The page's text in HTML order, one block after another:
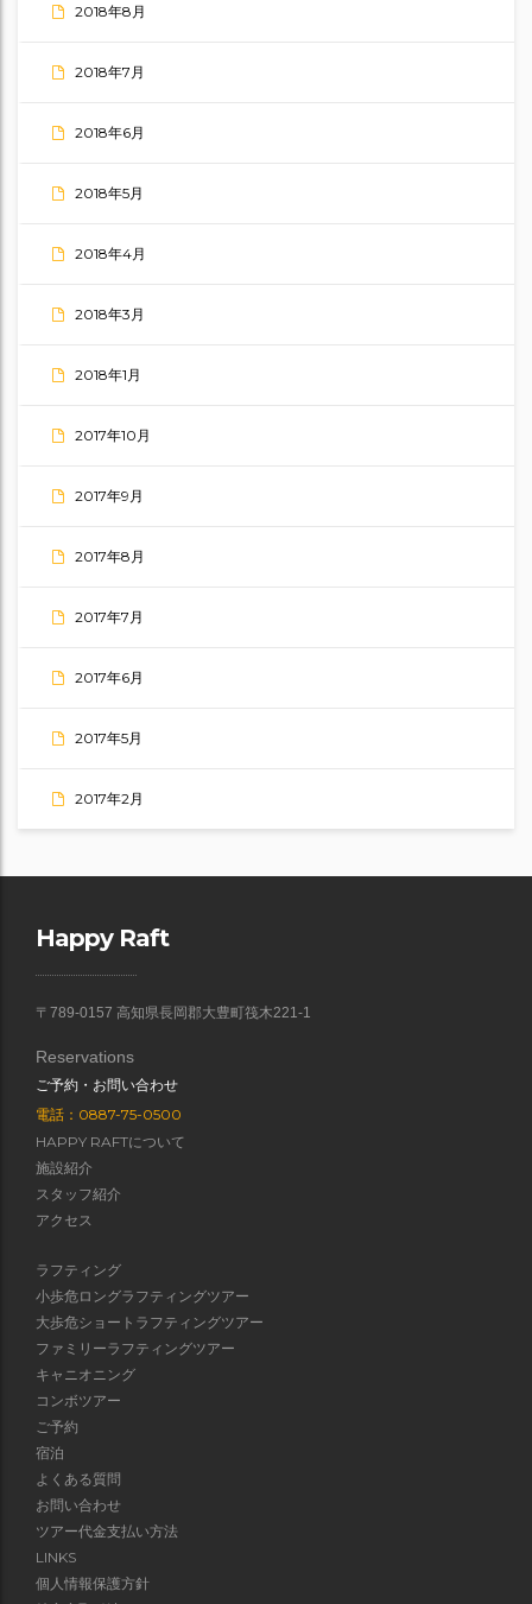
2018年8月
2018年7月
2018年6月
2018年5月
2018年4月
2018年3月
2018年1月
2017年10月
2017年9月
2017年8月
2017年7月
2017年6月
2017年5月
2017年2月
Happy Raft
〒789-0157 高知県長岡郡大豊町筏木221-1
Reservations
ご予約・お問い合わせ
電話：0887-75-0500
HAPPY RAFTについて
施設紹介
スタッフ紹介
アクセス
ラフティング
小歩危ロングラフティングツアー
大歩危ショートラフティングツアー
ファミリーラフティングツアー
キャニオニング
コンボツアー
ご予約
宿泊
よくある質問
お問い合わせ
ツアー代金支払い方法
LINKS
個人情報保護方針